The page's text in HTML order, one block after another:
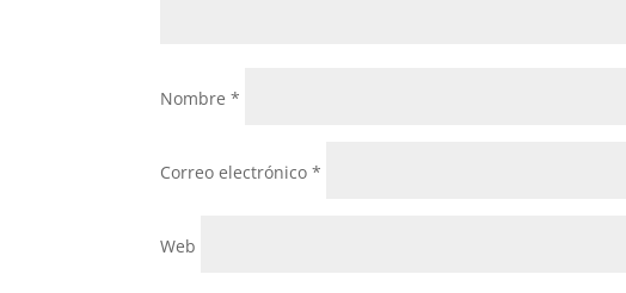
Nombre*
Correo electrónico*
Web